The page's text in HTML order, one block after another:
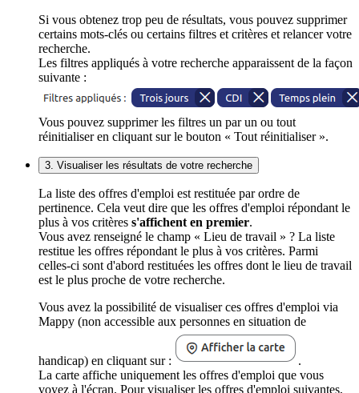
Si vous obtenez trop peu de résultats, vous pouvez supprimer
certains mots-clés ou certains filtres et critères et relancer votre
recherche.
Les filtres appliqués à votre recherche apparaissent de la façon
suivante :
Vous pouvez supprimer les filtres un par un ou tout
réinitialiser en cliquant sur le bouton « Tout réinitialiser ».
3. Visualiser les résultats de votre recherche
La liste des offres d'emploi est restituée par ordre de
pertinence. Cela veut dire que les offres d'emploi répondant le
plus à vos critères s'affichent en premier.
Vous avez renseigné le champ « Lieu de travail » ? La liste
restitue les offres répondant le plus à vos critères. Parmi
celles-ci sont d'abord restituées les offres dont le lieu de travail
est le plus proche de votre recherche.
Vous avez la possibilité de visualiser ces offres d'emploi via
Mappy (non accessible aux personnes en situation de
handicap) en cliquant sur :
.
La carte affiche uniquement les offres d'emploi que vous
voyez à l'écran. Pour visualiser les offres d'emploi suivantes,